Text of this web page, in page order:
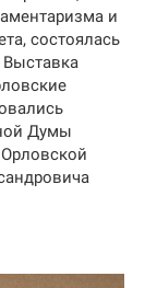
и
состоялась
Думы